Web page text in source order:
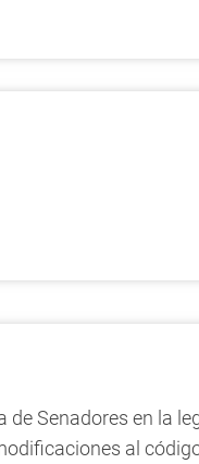
Senadores en la
al